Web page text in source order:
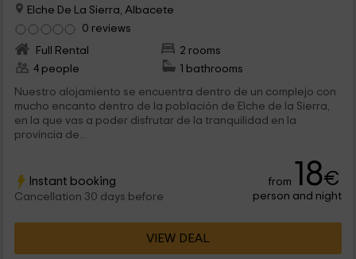
Elche De La Sierra, Albacete
0 reviews
Full Rental
2 rooms
4 people
1 bathrooms
Nuestro alojamiento se encuentra dentro de un complejo con
mucho encanto dentro de la población de Elche de la Sierra,
en la que vas a poder disfrutar de la tranquilidad en la
provincia de...
Instant booking
Cancellation 30 days before
from 18€
person and night
VIEW DEAL